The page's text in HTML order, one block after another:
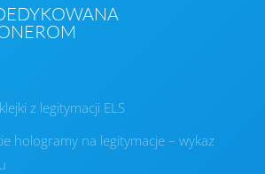
z legitymacji ELS
hologramy na legitymacje – wykaz